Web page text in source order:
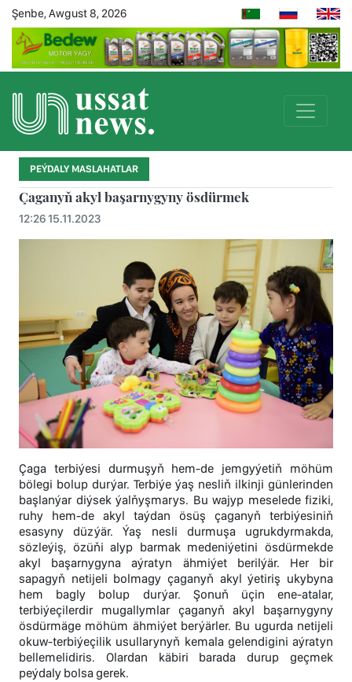
Şenbe, Awgust 8, 2026
PEÝDALY MASLAHATLAR
Çaganyň akyl başarnygyny ösdürmek
12:26 15.11.2023
Çaga terbiýesi durmuşyň hem-de jemgyýetiň möhüm
bölegi bolup durýar. Terbiýe ýaş nesliň ilkinji günlerinden
başlanýar diýsek ýalňyşmarys. Bu wajyp meselede fiziki,
ruhy hem-de akyl taýdan ösüş çaganyň terbiýesiniň
esasyny düzýär. Ýaş nesli durmuşa ugrukdyrmakda,
sözleýiş, özüňi alyp barmak medeniýetini ösdürmekde
akyl başarnygyna aýratyn ähmiýet berilýär. Her bir
sapagyň netijeli bolmagy çaganyň akyl ýetiriş ukybyna
hem bagly bolup durýar. Şonuň üçin ene-atalar,
terbiýeçilerdir mugallymlar çaganyň akyl başarnygyny
ösdürmäge möhüm ähmiýet berýärler. Bu ugurda netijeli
okuw-terbiýeçilik usullarynyň kemala gelendigini aýratyn
bellemelidiris. Olardan käbiri barada durup geçmek
peýdaly bolsa gerek.